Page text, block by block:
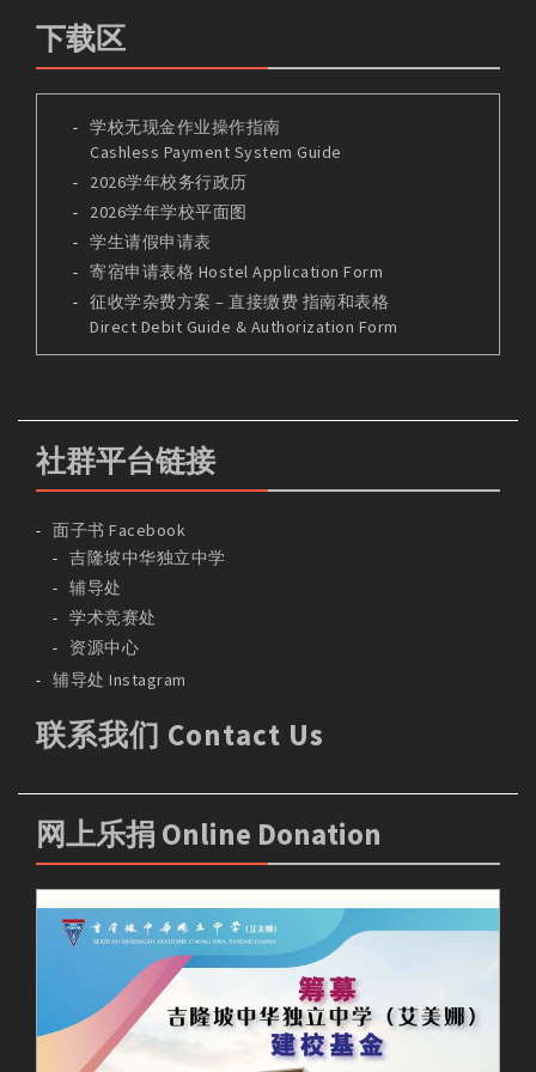
下载区
学校无现金作业操作指南
Cashless Payment System Guide
2026学年校务行政历
2026学年学校平面图
学生请假申请表
寄宿申请表格 Hostel Application Form
征收学杂费方案 – 直接缴费 指南和表格
Direct Debit Guide & Authorization Form
社群平台链接
面子书 Facebook
吉隆坡中华独立中学
辅导处
学术竞赛处
资源中心
辅导处 Instagram
联系我们 Contact Us
网上乐捐 Online Donation